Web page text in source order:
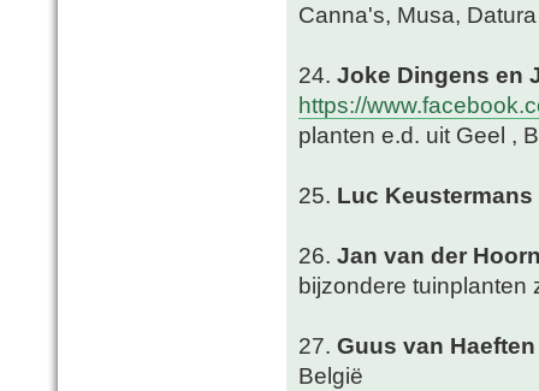
Canna's, Musa,
24. Joke Dingens en
https://
planten e.d. uit Geel ,
25. Luc Keustermans
26. Jan van der
bijzondere tuinplanten
27. Guus van Haeften
België